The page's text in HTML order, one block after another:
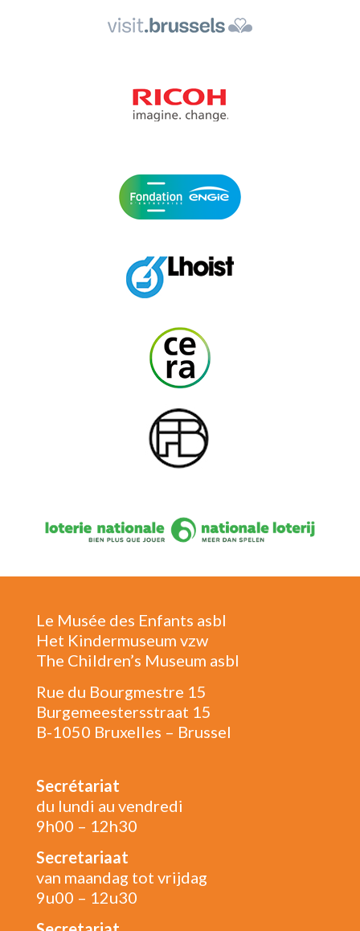
Le Musée des Enfants asbl
Het Kindermuseum vzw
The Children’s Museum asbl
Rue du Bourgmestre 15
Burgemeestersstraat 15
B-1050 Bruxelles – Brussel
Secrétariat
du lundi au vendredi
9h00 – 12h30
Secretariaat
van maandag tot vrijdag
9u00 – 12u30